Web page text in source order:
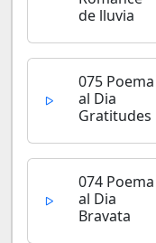
de lluvia
075 Poema
al Dia
Gratitudes
074 Poema
al Dia
Bravata